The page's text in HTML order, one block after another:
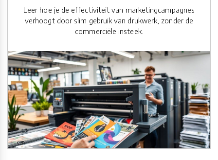
Leer hoe je de effectiviteit van marketingcampagnes
verhoogt door slim gebruik van drukwerk, zonder de
commerciële insteek.